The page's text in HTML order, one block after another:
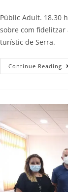
Públic Adult. 18.30
sobre com
turístic de Serra.
Continue Reading